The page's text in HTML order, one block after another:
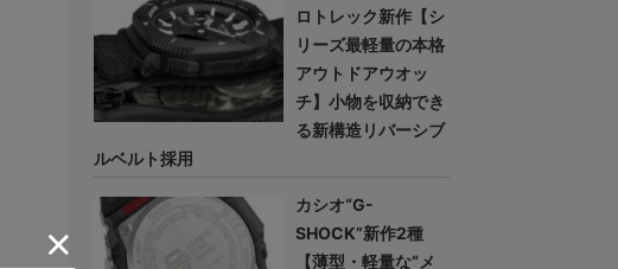
ロトレック新作【シ
リーズ最軽量の本格
アウトドアウオッ
チ】小物を収納でき
る新構造リバーシブ
ルベルト採用
カシオ“G-
SHOCK”新作2種
【薄型・軽量な“メ